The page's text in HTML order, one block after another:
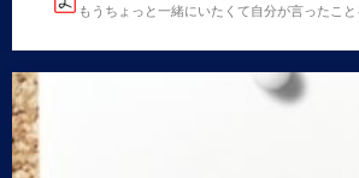
もうちょっと一緒にいたくて自分が言ったこ
意気な会社の後輩